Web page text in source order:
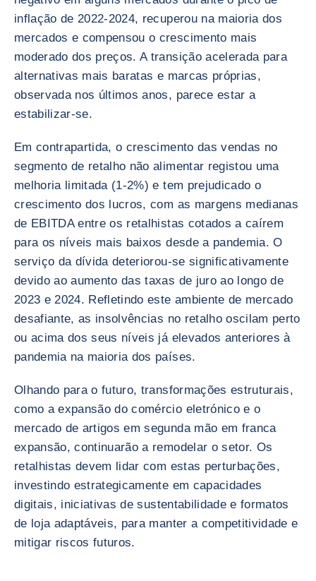
inflação de 2022-2024, recuperou na maioria dos
mercados e compensou o crescimento mais
moderado dos preços. A transição acelerada para
alternativas mais baratas e marcas próprias,
observada nos últimos anos, parece estar a
estabilizar-se.
Em contrapartida, o crescimento das vendas no
segmento de retalho não alimentar registou uma
melhoria limitada (1-2%) e tem prejudicado o
crescimento dos lucros, com as margens medianas
de EBITDA entre os retalhistas cotados a caírem
para os níveis mais baixos desde a pandemia. O
serviço da dívida deteriorou-se significativamente
devido ao aumento das taxas de juro ao longo de
2023 e 2024. Refletindo este ambiente de mercado
desafiante, as insolvências no retalho oscilam perto
ou acima dos seus níveis já elevados anteriores à
pandemia na maioria dos países.
Olhando para o futuro, transformações estruturais,
como a expansão do comércio eletrónico e o
mercado de artigos em segunda mão em franca
expansão, continuarão a remodelar o setor. Os
retalhistas devem lidar com estas perturbações,
investindo estrategicamente em capacidades
digitais, iniciativas de sustentabilidade e formatos
de loja adaptáveis, para manter a competitividade e
mitigar riscos futuros.